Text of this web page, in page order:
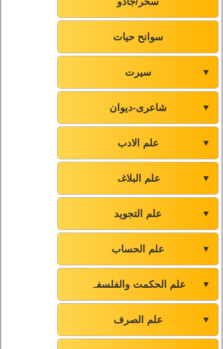
سوانح حیات
سیرت ▼
شاعری-دیوان ▼
علم الادب ▼
علم البلاغۃ ▼
علم التجوید ▼
علم الحساب ▼
علم الحکمت والفلسفہ ▼
علم الصرف ▼